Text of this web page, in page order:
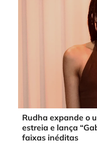
Rudha expande o
estreia e lança
faixas inéditas